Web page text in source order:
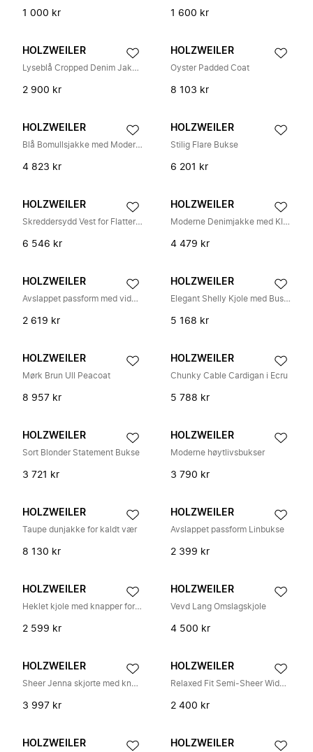
1 000 kr 1 600 kr
HOLZWEILER
Lyseblå Cropped Denim Jakke yttertøy
2 900 kr
HOLZWEILER
Oyster Padded Coat
8 103 kr
HOLZWEILER
Blå Bomullsjakke med Moderne Vri
4 823 kr
HOLZWEILER
Stilig Flare Bukse
6 201 kr
HOLZWEILER
Skreddersydd Vest for Flatterende Silhuett
6 546 kr
HOLZWEILER
Moderne Denimjakke med Klassisk Appell
4 479 kr
HOLZWEILER
Avslappet passform med vide ben jeans
2 619 kr
HOLZWEILER
Elegant Shelly Kjole med Bustier Design
5 168 kr
HOLZWEILER
Mørk Brun Ull Peacoat
8 957 kr
HOLZWEILER
Chunky Cable Cardigan i Ecru
5 788 kr
HOLZWEILER
Sort Blonder Statement Bukse
3 721 kr
HOLZWEILER
Moderne høytlivsbukser
3 790 kr
HOLZWEILER
Taupe dunjakke for kaldt vær
8 130 kr
HOLZWEILER
Avslappet passform Linbukse
2 399 kr
HOLZWEILER
Heklet kjole med knapper foran
2 599 kr
HOLZWEILER
Vevd Lang Omslagskjole
4 500 kr
HOLZWEILER
Sheer Jenna skjorte med knytedetaljer
3 997 kr
HOLZWEILER
Relaxed Fit Semi-Sheer Wide Leg Trousers
2 400 kr
HOLZWEILER HOLZWEILER